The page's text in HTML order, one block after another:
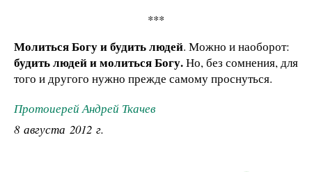
***
Молиться Богу и будить людей. Можно и наоборот:
будить людей и молиться Богу.Но, без сомнения, для
того и другого нужно прежде самому проснуться.
Протоиерей Андрей Ткачев
8 августа 2012 г.